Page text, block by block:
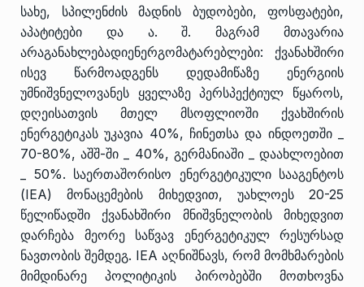
სახე, სპილენძის მადნის ბუდობები, ფოსფატები,
აპატიტები და ა. შ. მაგრამ მთავარია
არაგანახლებადიენერგომატარებლები: ქვანახშირი
ისევ წარმოადგენს დედამიწაზე ენერგიის
უმნიშვნელოვანეს ყველაზე პერსპექტიულ წყაროს,
დღეისათვის მთელ მსოფლიოში ქვახშირის
ენერგეტიკას უკავია 40%, ჩინეთსა და ინდოეთში _
70-80%, აშშ-ში _ 40%, გერმანიაში _ დაახლოებით
_ 50%. საერთაშორისო ენერგეტიკული სააგენტოს
(IEA) მონაცემების მიხედვით, უახლოეს 20-25
წელიწადში ქვანახშირი მნიშვნელობის მიხედვით
დარჩება მეორე საწვავ ენერგეტიკულ რესურსად
ნავთობის შემდეგ. IEA აღნიშნავს, რომ მომხმარების
მიმდინარე პოლიტიკის პირობებში მოთხოვნა